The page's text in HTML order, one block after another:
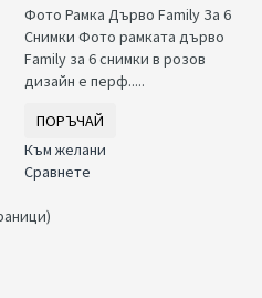
Фото Рамка Дърво Family За 6
Снимки Фото рамката дърво
Family за 6 снимки в розов
дизайн е перф.....
ПОРЪЧАЙ
Към желани
Сравнете